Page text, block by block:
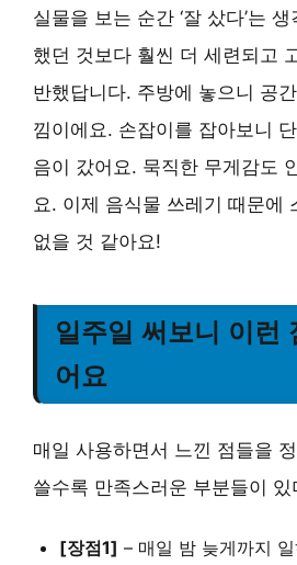
실물을 보는 순간 ‘잘 샀다’는
했던 것보다 훨씬 더 세련되고
반했답니다. 주방에 놓으니 공
낌이에요. 손잡이를 잡아보니
음이 갔어요. 묵직한 무게감도
요. 이제 음식물 쓰레기 때문에
없을 것 같아요!
일주일 써보니 이런
어요
매일 사용하면서 느낀 점들을
쓸수록 만족스러운 부분들이 있
[장점1] – 매일 밤 늦게까지